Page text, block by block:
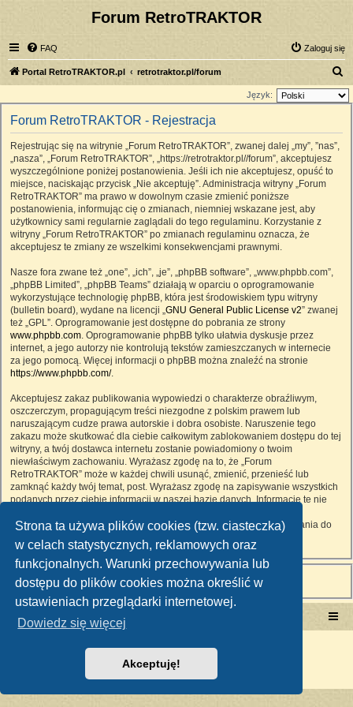
Strona ta używa plików cookies (tzw. ciasteczka)
w celach statystycznych, reklamowych oraz
funkcjonalnych. Warunki przechowywania lub
dostępu do plików cookies można określić w
ustawieniach przeglądarki internetowej.
Dowiedz się więcej
Akceptuję!
Forum RetroTRAKTOR
FAQ Zaloguj się
Portal RetroTRAKTOR.pl retrotraktor.pl/forum
z
Język:
Forum RetroTRAKTOR - Rejestracja
Rejestrując się na witrynie „Forum RetroTRAKTOR”, zwanej dalej „my”, ”nas”,
„nasza”, „Forum RetroTRAKTOR”, „https://retrotraktor.pl//forum”, akceptujesz
wyszczególnione poniżej postanowienia. Jeśli ich nie akceptujesz, opuść to
miejsce, naciskając przycisk „Nie akceptuję”. Administracja witryny „Forum
RetroTRAKTOR” ma prawo w dowolnym czasie zmienić poniższe
postanowienia, informując cię o zmianach, niemniej wskazane jest, aby
użytkownicy sami regularnie zaglądali do tego regulaminu. Korzystanie z
witryny „Forum RetroTRAKTOR” po zmianach regulaminu oznacza, że
akceptujesz te zmiany ze wszelkimi konsekwencjami prawnymi.
Nasze fora zwane też „one”, „ich”, „je”, „phpBB software”, „www.phpbb.com”,
„phpBB Limited”, „phpBB Teams” działają w oparciu o oprogramowanie
wykorzystujące technologię phpBB, która jest środowiskiem typu witryny
(bulletin board), wydane na licencji „GNU General Public License v2” zwanej
też „GPL”. Oprogramowanie jest dostępne do pobrania ze strony
www.phpbb.com. Oprogramowanie phpBB tylko ułatwia dyskusje przez
internet, a jego autorzy nie kontrolują tekstów zamieszczanych w internecie
za jego pomocą. Więcej informacji o phpBB można znaleźć na stronie
https://www.phpbb.com/.
Akceptujesz zakaz publikowania wypowiedzi o charakterze obraźliwym,
oszczerczym, propagującym treści niezgodne z polskim prawem lub
naruszającym cudze prawa autorskie i dobra osobiste. Naruszenie tego
zakazu może skutkować dla ciebie całkowitym zablokowaniem dostępu do tej
witryny, a twój dostawca internetu zostanie powiadomiony o twoim
niewłaściwym zachowaniu. Wyrażasz zgodę na to, że „Forum
RetroTRAKTOR” może w każdej chwili usunąć, zmienić, przenieść lub
zamknąć każdy twój temat, post. Wyrażasz zgodę na zapisywanie wszystkich
podanych przez ciebie informacji w naszej bazie danych. Informacje te nie
RetroTRAKTOR”, ani phpBB nie ponosi odpowiedzialności za włamania do
witryny, podczas których może dojść do kradzieży danych.
Portal RetroTRAKTOR.pl
Polski pakiet językowy dostarcza